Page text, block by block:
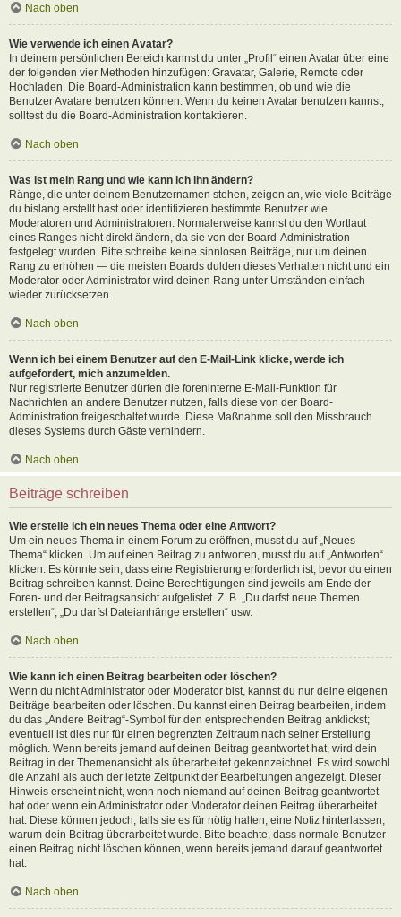
Nach oben
Wie verwende ich einen Avatar?
In deinem persönlichen Bereich kannst du unter „Profil“ einen Avatar über eine
der folgenden vier Methoden hinzufügen: Gravatar, Galerie, Remote oder
Hochladen. Die Board-Administration kann bestimmen, ob und wie die
Benutzer Avatare benutzen können. Wenn du keinen Avatar benutzen kannst,
solltest du die Board-Administration kontaktieren.
Nach oben
Was ist mein Rang und wie kann ich ihn ändern?
Ränge, die unter deinem Benutzernamen stehen, zeigen an, wie viele Beiträge
du bislang erstellt hast oder identifizieren bestimmte Benutzer wie
Moderatoren und Administratoren. Normalerweise kannst du den Wortlaut
eines Ranges nicht direkt ändern, da sie von der Board-Administration
festgelegt wurden. Bitte schreibe keine sinnlosen Beiträge, nur um deinen
Rang zu erhöhen — die meisten Boards dulden dieses Verhalten nicht und ein
Moderator oder Administrator wird deinen Rang unter Umständen einfach
wieder zurücksetzen.
Nach oben
Wenn ich bei einem Benutzer auf den E-Mail-Link klicke, werde ich
aufgefordert, mich anzumelden.
Nur registrierte Benutzer dürfen die foreninterne E-Mail-Funktion für
Nachrichten an andere Benutzer nutzen, falls diese von der Board-
Administration freigeschaltet wurde. Diese Maßnahme soll den Missbrauch
dieses Systems durch Gäste verhindern.
Nach oben
Beiträge schreiben
Wie erstelle ich ein neues Thema oder eine Antwort?
Um ein neues Thema in einem Forum zu eröffnen, musst du auf „Neues
Thema“ klicken. Um auf einen Beitrag zu antworten, musst du auf „Antworten“
klicken. Es könnte sein, dass eine Registrierung erforderlich ist, bevor du einen
Beitrag schreiben kannst. Deine Berechtigungen sind jeweils am Ende der
Foren- und der Beitragsansicht aufgelistet. Z. B. „Du darfst neue Themen
erstellen“, „Du darfst Dateianhänge erstellen“ usw.
Nach oben
Wie kann ich einen Beitrag bearbeiten oder löschen?
Wenn du nicht Administrator oder Moderator bist, kannst du nur deine eigenen
Beiträge bearbeiten oder löschen. Du kannst einen Beitrag bearbeiten, indem
du das „Ändere Beitrag“-Symbol für den entsprechenden Beitrag anklickst;
eventuell ist dies nur für einen begrenzten Zeitraum nach seiner Erstellung
möglich. Wenn bereits jemand auf deinen Beitrag geantwortet hat, wird dein
Beitrag in der Themenansicht als überarbeitet gekennzeichnet. Es wird sowohl
die Anzahl als auch der letzte Zeitpunkt der Bearbeitungen angezeigt. Dieser
Hinweis erscheint nicht, wenn noch niemand auf deinen Beitrag geantwortet
hat oder wenn ein Administrator oder Moderator deinen Beitrag überarbeitet
hat. Diese können jedoch, falls sie es für nötig halten, eine Notiz hinterlassen,
warum dein Beitrag überarbeitet wurde. Bitte beachte, dass normale Benutzer
einen Beitrag nicht löschen können, wenn bereits jemand darauf geantwortet
hat.
Nach oben